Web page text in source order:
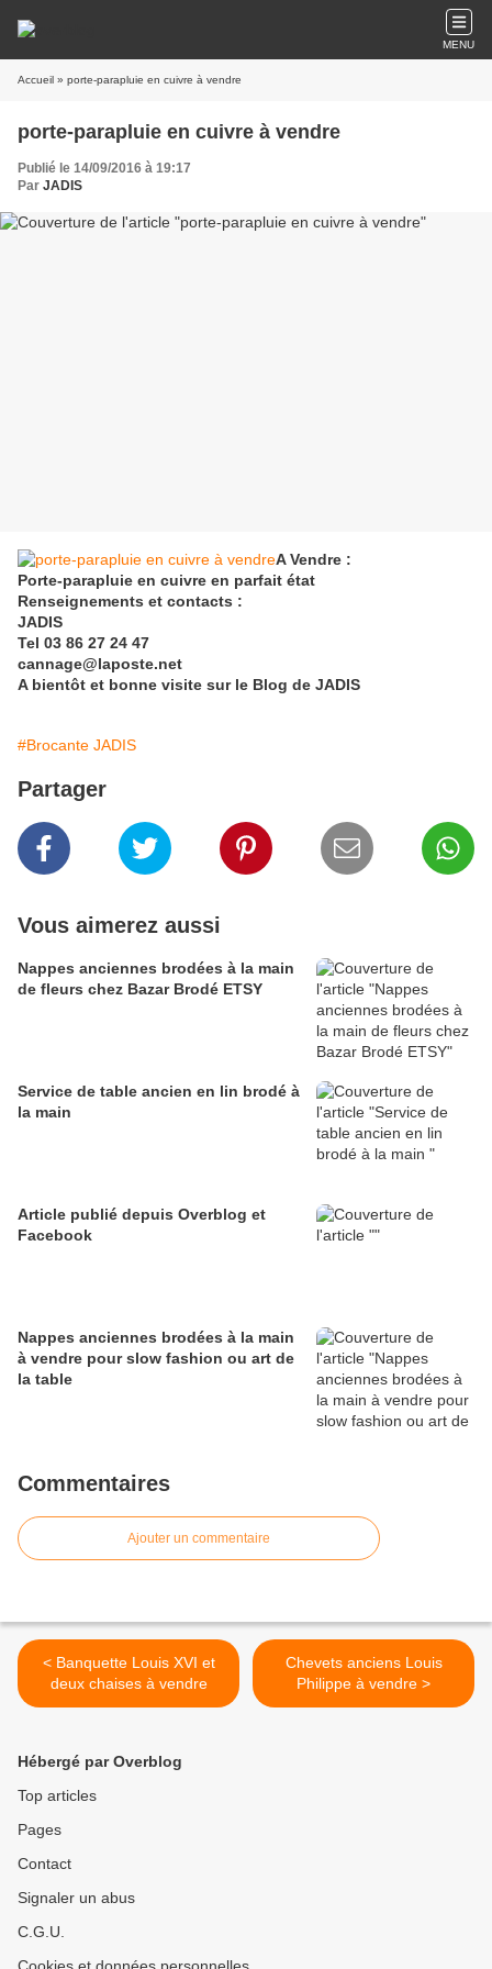
MENU
Accueil » porte-parapluie en cuivre à vendre
porte-parapluie en cuivre à vendre
Publié le 14/09/2016 à 19:17
Par JADIS
A Vendre :
Porte-parapluie en cuivre en parfait état
Renseignements et contacts :
JADIS
Tel 03 86 27 24 47
cannage@laposte.net
A bientôt et bonne visite sur le Blog de JADIS
#Brocante JADIS
Partager
Vous aimerez aussi
Nappes anciennes brodées à la main
de fleurs chez Bazar Brodé ETSY
Service de table ancien en lin brodé à
la main
Article publié depuis Overblog et
Facebook
Nappes anciennes brodées à la main
à vendre pour slow fashion ou art de
la table
Commentaires
Ajouter un commentaire
< Banquette Louis XVI et
deux chaises à vendre
Chevets anciens Louis
Philippe à vendre >
Hébergé par Overblog
Top articles
Pages
Contact
Signaler un abus
C.G.U.